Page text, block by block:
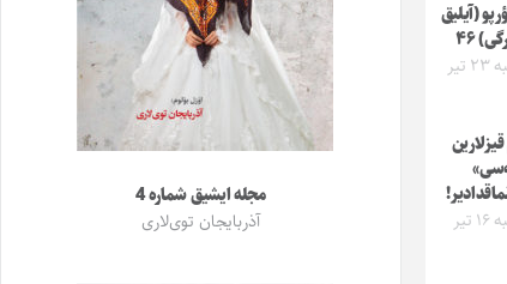
(آیلیق
۴۶
سه‌شنبه ۲۳ تیر
سه‌شنبه ۱۶ تیر
مجله ایشیق شماره 4
آذربایجان توی‌لاری